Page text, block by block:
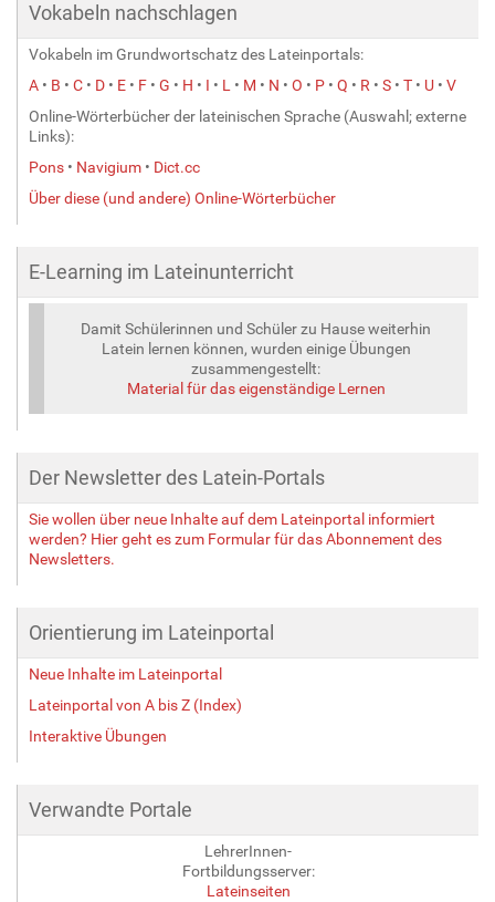
Vokabeln nachschlagen
Vokabeln im Grundwortschatz des Lateinportals:
A • B • C • D • E • F • G • H • I • L • M • N • O • P • Q • R • S • T • U • V
Online-Wörterbücher der lateinischen Sprache (Auswahl; externe
Links):
Pons • Navigium • Dict.cc
Über diese (und andere) Online-Wörterbücher
E-Learning im Lateinunterricht
Damit Schülerinnen und Schüler zu Hause weiterhin
Latein lernen können, wurden einige Übungen
zusammengestellt:
Material für das eigenständige Lernen
Der Newsletter des Latein-Portals
Sie wollen über neue Inhalte auf dem Lateinportal informiert
werden? Hier geht es zum Formular für das Abonnement des
Newsletters.
Orientierung im Lateinportal
Neue Inhalte im Lateinportal
Lateinportal von A bis Z (Index)
Interaktive Übungen
Verwandte Portale
LehrerInnen-
Fortbildungsserver:
Lateinseiten